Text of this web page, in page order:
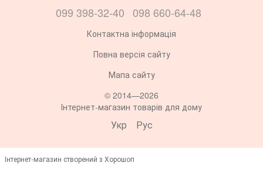
099 398-32-40 098 660-64-48
Контактна інформація
Повна версія сайту
Мапа сайту
© 2014—2026
Інтернет-магазин товарів для дому
Укр Рус
Інтернет-магазин створений з Хорошоп